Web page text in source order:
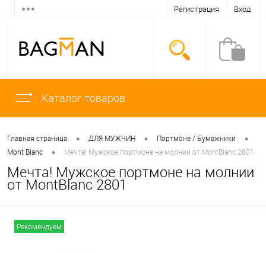
Регистрация Вход
Каталог товаров
Главная страница • ДЛЯ МУЖЧИН • Портмоне / Бумажники •
Mont Blanc • Мечта! Мужское портмоне на молнии от MontBlanc 2801
Мечта! Мужское портмоне на молнии
от MontBlanc 2801
Рекомендуем